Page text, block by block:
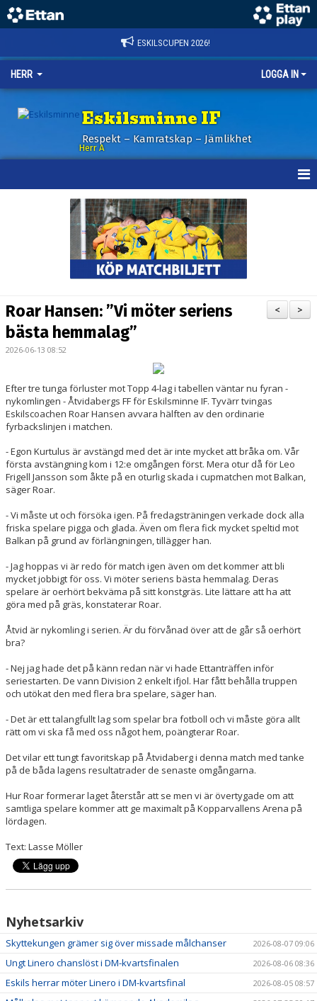
ESKILSCUPEN 2026!
HERR LOGGA IN
Eskilsminne IF
Respekt – Kamratskap – Jämlikhet
Herr A
BILDGALLERI
KONTAKT
MATCHER
ETTAN SÖDRA
>
<
Roar Hansen: ”Vi möter seriens
bästa hemmalag”
2026-06-13 08:52
Efter tre tunga förluster mot Topp 4-lag i tabellen väntar nu fyran -
nykomlingen - Åtvidabergs FF för Eskilsminne IF. Tyvärr tvingas
Eskilscoachen Roar Hansen avvara hälften av den ordinarie
fyrbackslinjen i matchen.
- Egon Kurtulus är avstängd med det är inte mycket att bråka om. Vår
första avstängning kom i 12:e omgången först. Mera otur då för Leo
Frigell Jansson som åkte på en oturlig skada i cupmatchen mot Balkan,
säger Roar.
- Vi måste ut och försöka igen. På fredagsträningen verkade dock alla
friska spelare pigga och glada. Även om flera fick mycket speltid mot
Balkan på grund av förlängningen, tillägger han.
- Jag hoppas vi är redo för match igen även om det kommer att bli
mycket jobbigt för oss. Vi möter seriens bästa hemmalag. Deras
spelare är oerhört bekväma på sitt konstgräs. Lite lättare att ha att
göra med på gräs, konstaterar Roar.
Åtvid är nykomling i serien. Är du förvånad över att de går så oerhört
bra?
- Nej jag hade det på känn redan när vi hade Ettanträffen inför
seriestarten. De vann Division 2 enkelt ifjol. Har fått behålla truppen
och utökat den med flera bra spelare, säger han.
- Det är ett talangfullt lag som spelar bra fotboll och vi måste göra allt
rätt om vi ska få med oss något hem, poängterar Roar.
Det vilar ett tungt favoritskap på Åtvidaberg i denna match med tanke
på de båda lagens resultatrader de senaste omgångarna.
Hur Roar formerar laget återstår att se men vi är övertygade om att
samtliga spelare kommer att ge maximalt på Kopparvallens Arena på
lördagen.
Text: Lasse Möller
Nyhetsarkiv
Skyttekungen grämer sig över missade målchanser 2026-08-07 09:06
Ungt Linero chanslöst i DM-kvartsfinalen 2026-08-06 08:36
Eskils herrar möter Linero i DM-kvartsfinal 2026-08-05 08:57